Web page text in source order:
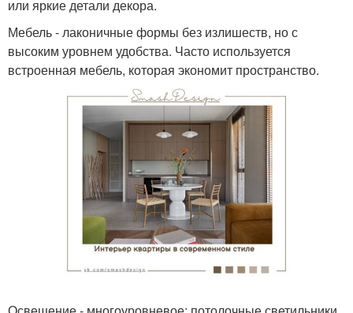
или яркие детали декора.
Мебель - лаконичные формы без излишеств, но с
высоким уровнем удобства. Часто используется
встроенная мебель, которая экономит пространство.